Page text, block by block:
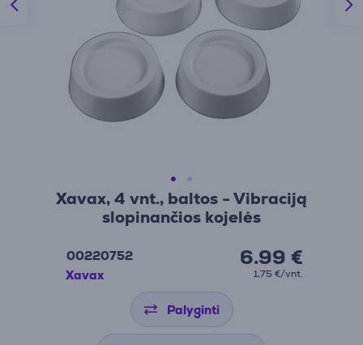
Xavax, 4 vnt., baltos - Vibraciją
slopinančios kojelės
00220752
Xavax
6.99 €
1,75 €/vnt.
Palyginti